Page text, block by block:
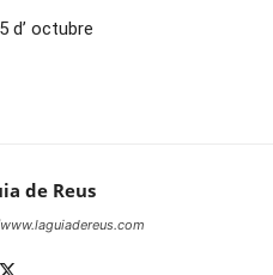
d’ octubre
de Reus